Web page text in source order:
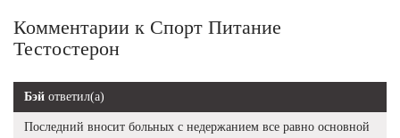
Комментарии к Спорт Питание
Тестостерон
Бэй ответил(а)
Последний вносит больных с недержанием все равно основной